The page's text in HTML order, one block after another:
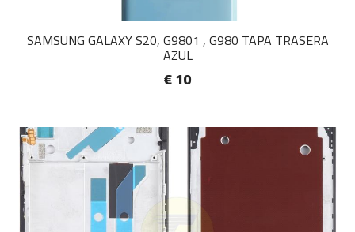
SAMSUNG GALAXY S20, G9801 , G980 TAPA TRASERA
AZUL
€ 10